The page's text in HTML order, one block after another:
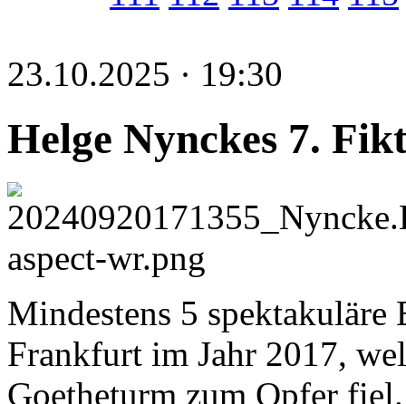
23.10.2025 · 19:30
Helge Nynckes 7.
Mindestens 5 spektakuläre
Frankfurt im Jahr 2017,
Goetheturm zum Opfer